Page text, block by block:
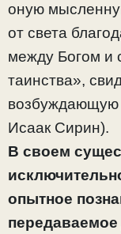
оную
от света
между Богом и
таинства»,
возбуждающую
Исаак Сирин).
В своем
опытное
передаваемое